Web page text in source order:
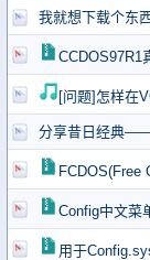
我就想下载个东
CCDOS97R1
[问题]怎样在
分享昔日经典
FCDOS(Free
Config中文菜
用于